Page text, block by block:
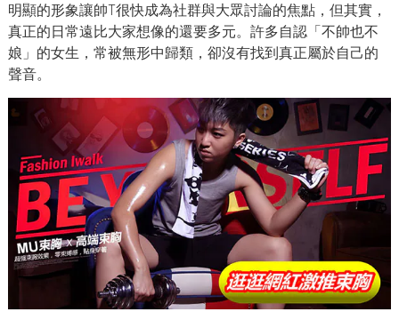
明顯的形象讓帥T很快成為社群與大眾討論的焦點，但其實，
真正的日常遠比大家想像的還要多元。許多自認「不帥也不
娘」的女生，常被無形中歸類，卻沒有找到真正屬於自己的
聲音。